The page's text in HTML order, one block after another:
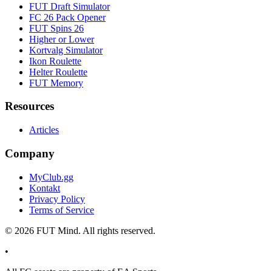
FUT Draft Simulator
FC 26 Pack Opener
FUT Spins 26
Higher or Lower
Kortvalg Simulator
Ikon Roulette
Helter Roulette
FUT Memory
Resources
Articles
Company
MyClub.gg
Kontakt
Privacy Policy
Terms of Service
© 2026 FUT Mind. All rights reserved.
•